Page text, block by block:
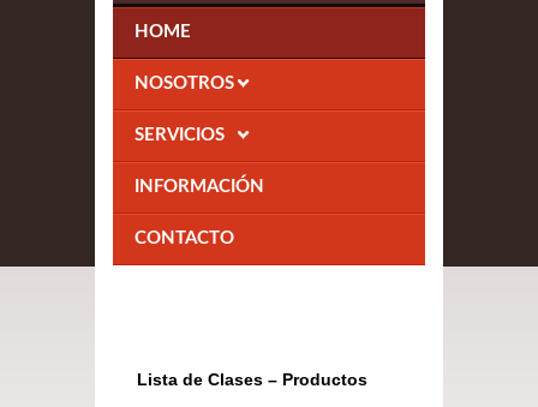
HOME
NOSOTROS
SERVICIOS
INFORMACIÓN
CONTACTO
Lista de Clases – Productos